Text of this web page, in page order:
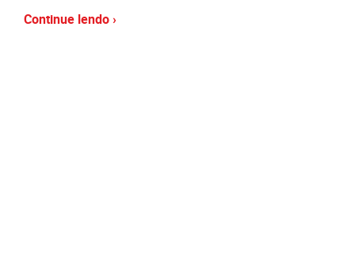
Continue lendo ›